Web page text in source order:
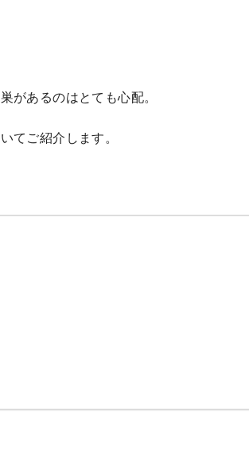
があるのはとても心配。
てご紹介します。